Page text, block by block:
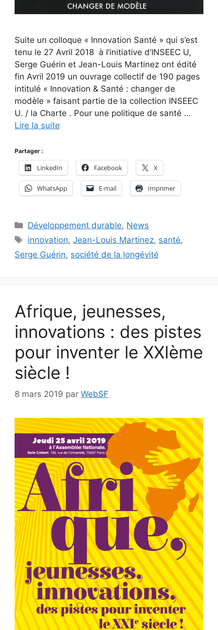
Suite un colloque « Innovation Santé » qui s’est
tenu le 27 Avril 2018 à l’initiative d’INSEEC U,
Serge Guérin et Jean-Louis Martinez ont édité
fin Avril 2019 un ouvrage collectif de 190 pages
intitulé « Innovation & Santé : changer de
modèle » faisant partie de la collection INSEEC
U. / la Charte . Pour une politique de santé …
Lire la suite
Partager :
LinkedIn Facebook X
WhatsApp E-mail Imprimer
Catégories
Développement durable, News
Étiquettes
innovation,Jean-Louis Martinez, santé,
Serge Guérin, société de la longévité
Afrique, jeunesses,
innovations : des pistes
pour inventer le XXIème
siècle !
8 mars 2019 par WebSF